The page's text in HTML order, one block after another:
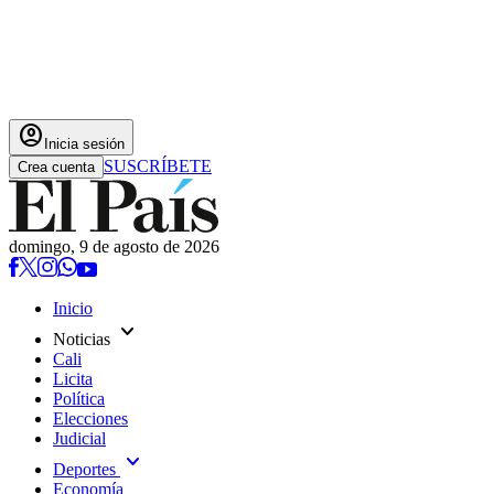
account_circle Inicia sesión
Crea cuenta SUSCRÍBETE
domingo, 9 de agosto de 2026
Inicio
Noticias expand_more
Cali
Licita
Política
Elecciones
Judicial
Deportes expand_more
Economía